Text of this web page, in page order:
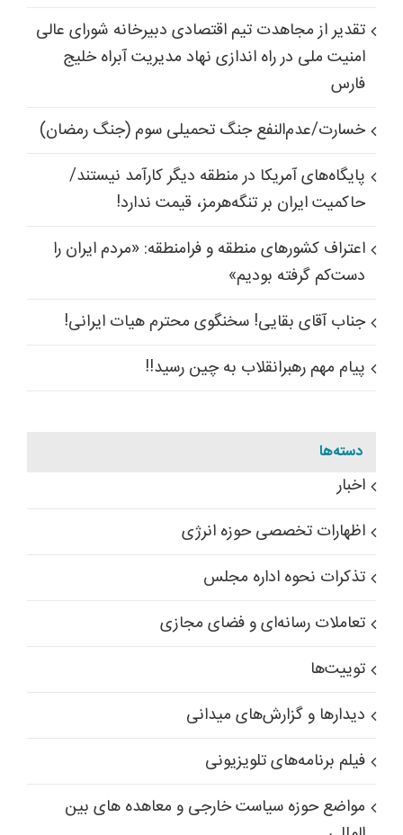
تقدیر از مجاهدت تیم اقتصادی دبیرخانه شورای عالی
امنیت ملی در راه اندازی نهاد مدیریت آبراه خلیج
فارس
خسارت/عدم‌النفع جنگ تحمیلی سوم (جنگ رمضان)
پایگاه‌های آمریکا در منطقه دیگر کارآمد نیستند/
حاکمیت ایران بر تنگه‌هرمز، قیمت ندارد!
اعتراف کشورهای منطقه و فرامنطقه: «مردم ایران را
دست‌کم گرفته بودیم»
جناب آقای بقایی! سخنگوی محترم هیات ایرانی!
پیام مهم رهبرانقلاب به چین رسید!!
دسته‌ها
اخبار
اظهارات تخصصی حوزه انرژی
تذکرات نحوه اداره مجلس
تعاملات رسانه‌ای و فضای مجازی
توییت‌ها
دیدارها و گزارش‌های میدانی
فیلم برنامه‌های تلویزیونی
مواضع حوزه سیاست خارجی و معاهده های بین